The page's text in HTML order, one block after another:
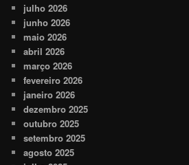
julho 2026
junho 2026
maio 2026
abril 2026
março 2026
fevereiro 2026
janeiro 2026
dezembro 2025
outubro 2025
setembro 2025
agosto 2025